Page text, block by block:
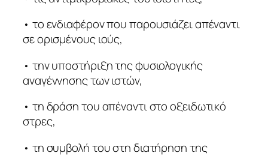
• το ενδιαφέρον που παρουσιάζει απέναντι
σε ορισμένους ιούς,
• την υποστήριξη της φυσιολογικής
αναγέννησης των ιστών,
• τη δράση του απέναντι στο οξειδωτικό
στρες,
• τη συμβολή του στη διατήρηση της